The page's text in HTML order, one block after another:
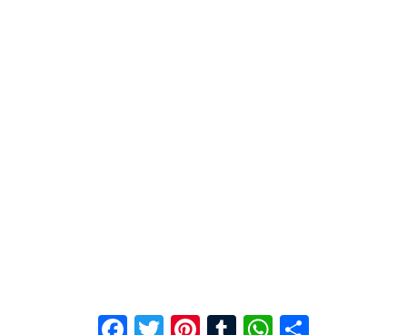
Facebook
Twitter
Pinterest
TumblrWhatsApp